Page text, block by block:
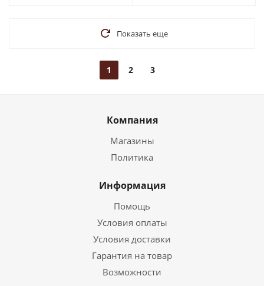
Показать еще
1 2 3
Компания
Магазины
Политика
Информация
Помощь
Условия оплаты
Условия доставки
Гарантия на товар
Возможности